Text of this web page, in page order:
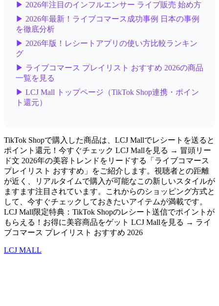
▶ 2026年注目のインフルエンサー ライブ販売 始め方
▶ 2026年最新！ライブコマース成功事例 日本の事例
を徹底分析
▶ 2026年版！レシートアプリの使い方比較ランキン
グ
▶ ライブコマース プレイリスト おすすめ 2026の商品
一覧を見る
▶ LCJ Mall トップページ（TikTok Shop連携・ポイン
ト還元）
TikTok Shopで購入した商品は、LCJ Mallでレシートを送ると
ポイント還元！今すぐチェック LCJ Mallを見る → 冒頭リー
ド文 2026年の美容トレンドをリードする「ライブコマース
プレイリスト おすすめ」をご紹介します。視聴者との距離
が近く、リアルタイムで購入が可能なこの新しいスタイルが
ますます注目されています。これからのショッピング方式と
して、今すぐチェックしておきたいアイテムが満載です。
LCJ Mall限定特典：TikTok Shopのレシート送信でポイントが
もらえる！お得に美容商品をゲット LCJ Mallを見る → ライ
ブコマース プレイリスト おすすめ 2026
LCJ MALL